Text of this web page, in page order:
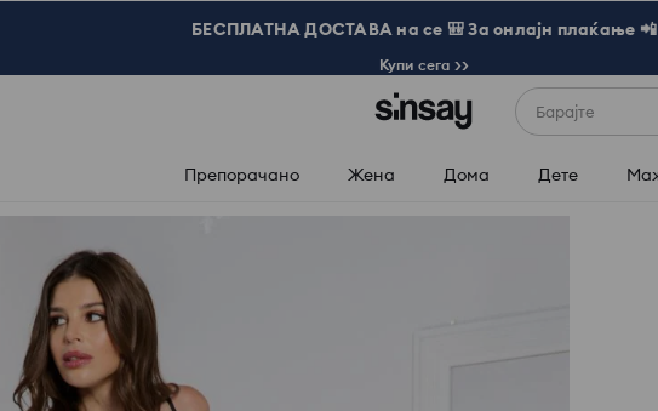
БЕСПЛАТНА ДОСТАВА на се 🎒 За онлајн плаќање 📲
Купи сега >>
Барајте
Препорачано Жена Дома Дете